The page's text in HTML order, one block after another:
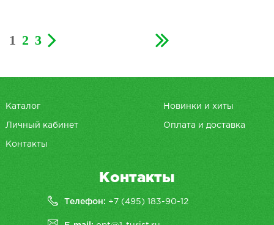
1 2 3
Каталог Новинки и хиты
Личный кабинет Оплата и доставка
Контакты
Контакты
Телефон: +7 (495) 183-90-12